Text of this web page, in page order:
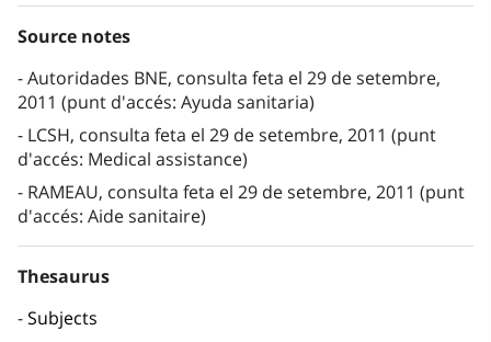
Source notes
Autoridades BNE, consulta feta el 29 de setembre,
2011 (punt d'accés: Ayuda sanitaria)
LCSH, consulta feta el 29 de setembre, 2011 (punt
d'accés: Medical assistance)
RAMEAU, consulta feta el 29 de setembre, 2011 (punt
d'accés: Aide sanitaire)
Thesaurus
Subjects